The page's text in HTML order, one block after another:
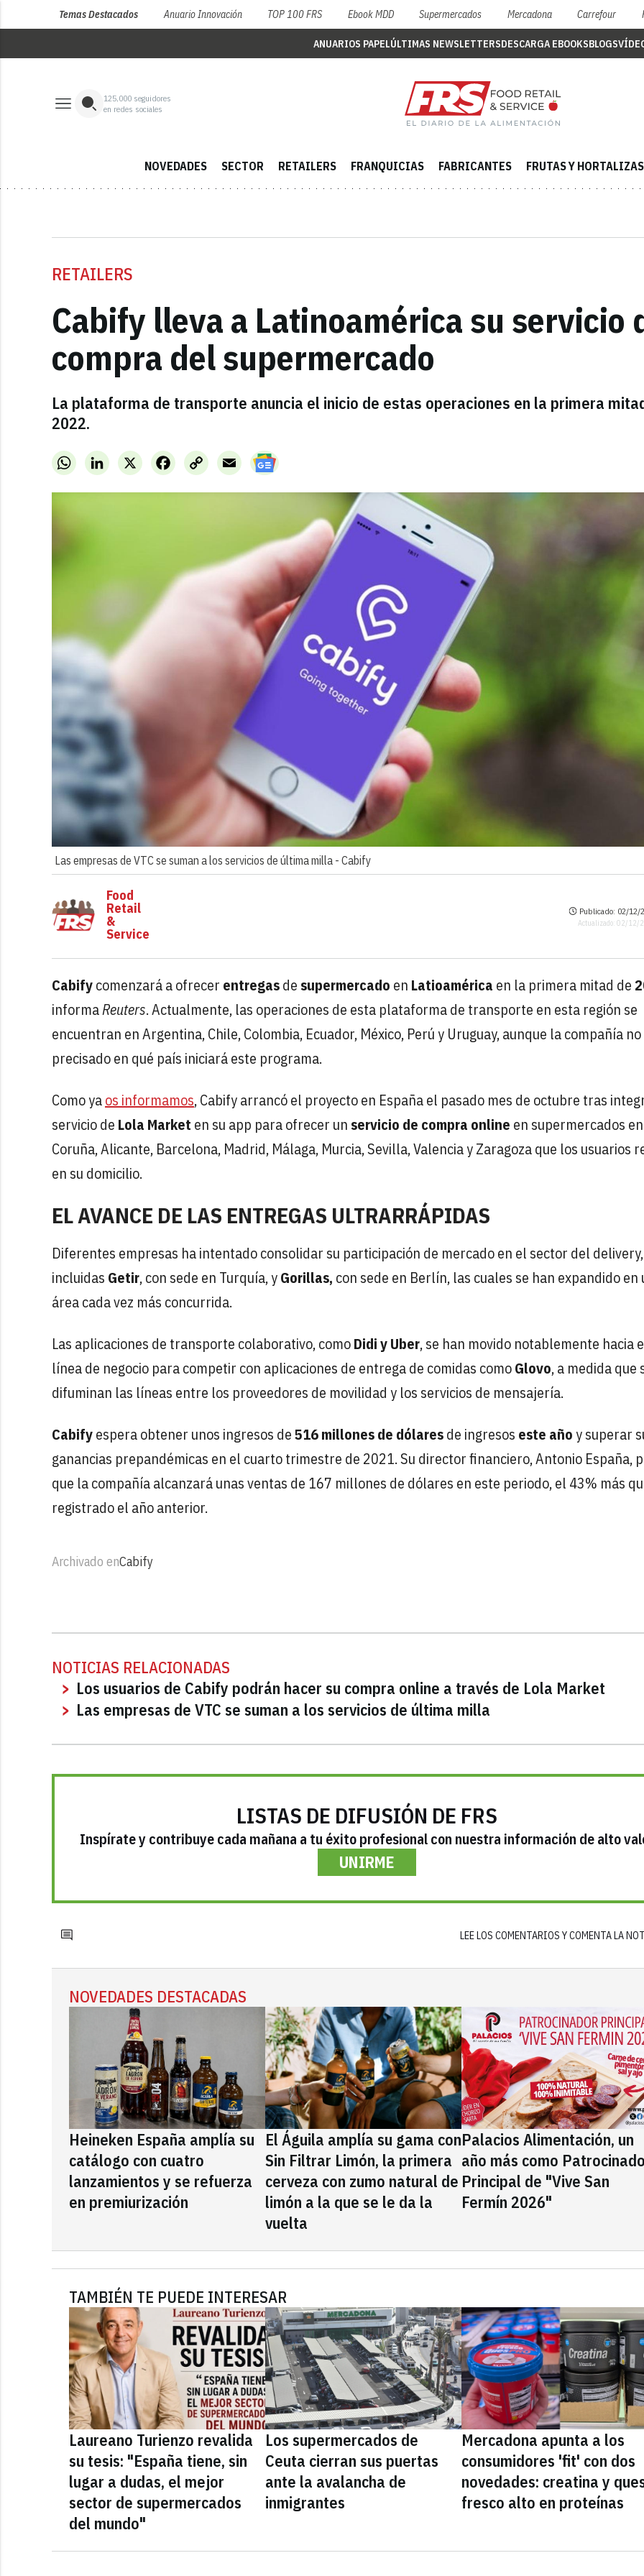
Temas Destacados Anuario Innovación TOP 100 FRS Ebook MDD Supermercados Mercadona Carrefour
ANUARIOS PAPELÚLTIMAS NEWSLETTERSDESCARGA EBOOKSBLOGS
125,000 seguidores
en redes sociales
NOVEDADES SECTOR RETAILERS FRANQUICIAS FABRICANTES FRUTAS Y HORTALIZAS
RETAILERS
Cabify lleva a Latinoamérica su servicio
compra del supermercado
La plataforma de transporte anuncia el inicio de estas operaciones en la primera
2022.
WhatsAppLinkedInX FacebookCopy
Link
Email
Las empresas de VTC se suman a los servicios de última milla - Cabify
Food
Retail
&
Service
Publicado: 02/12/
Actualizado: 02/12/
Cabifycomenzará a ofrecer entregasde supermercado en Latioamérica en la primera mitad de
informaReuters. Actualmente, las operaciones de esta plataforma de transporte en esta región se
encuentran en Argentina, Chile, Colombia, Ecuador, México, Perú y Uruguay, aunque la compañía
precisado en qué país iniciará este programa.
Como yaos informamos, Cabify arrancó el proyecto en España el pasado mes de octubre tras
servicio de Lola Market en su app para ofrecer un servicio de compra online en supermercados
Coruña, Alicante, Barcelona, Madrid, Málaga, Murcia, Sevilla, Valencia y Zaragoza que los usuarios
en su domicilio.
EL AVANCE DE LAS ENTREGAS ULTRARRÁPIDAS
Diferentes empresas ha intentado consolidar su participación de mercado en el sector del delivery,
incluidas Getir, con sede en Turquía, yGorillas, con sede en Berlín, las cuales se han expandido en
área cada vez más concurrida.
Las aplicaciones de transporte colaborativo, comoDidi y Uber, se han movido notablemente hacia
línea de negocio para competir con aplicaciones de entrega de comidas comoGlovo, a medida que
difuminan las líneas entre los proveedores de movilidad y los servicios de mensajería.
Cabifyespera obtener unos ingresos de516 millones de dólaresde ingresos este añoy superar
ganancias prepandémicas en el cuarto trimestre de 2021. Su director financiero, Antonio España,
que la compañía alcanzará unas ventas de 167 millones de dólares en este periodo, el 43% más
registrado el año anterior.
Archivado enCabify
NOTICIAS RELACIONADAS
Los usuarios de Cabify podrán hacer su compra online a través de Lola Market
Las empresas de VTC se suman a los servicios de última milla
LISTAS DE DIFUSIÓN DE FRS
Inspírate y contribuye cada mañana a tu éxito profesional con nuestra información de alto
UNIRME
LEE LOS COMENTARIOS Y COMENTA LA
NOVEDADES DESTACADAS
Heineken España amplía su
catálogo con cuatro
lanzamientos y se refuerza
en premiurización
El Águila amplía su gama con
Sin Filtrar Limón, la primera
cerveza con zumo natural de
limón a la que se le da la
vuelta
Palacios Alimentación, un
año más como
Principal de "Vive San
Fermín 2026"
TAMBIÉN TE PUEDE INTERESAR
Laureano Turienzo revalida
su tesis: "España tiene, sin
lugar a dudas, el mejor
sector de supermercados
del mundo"
Los supermercados de
Ceuta cierran sus puertas
ante la avalancha de
inmigrantes
Mercadona apunta a los
consumidores 'fit' con dos
novedades: creatina y
fresco alto en proteínas